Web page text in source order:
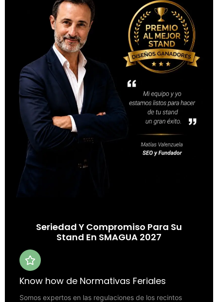
Seriedad Y Compromiso Para Su
Stand En SMAGUA 2027
Know how de Normativas Feriales
Somos expertos en las regulaciones de los recintos